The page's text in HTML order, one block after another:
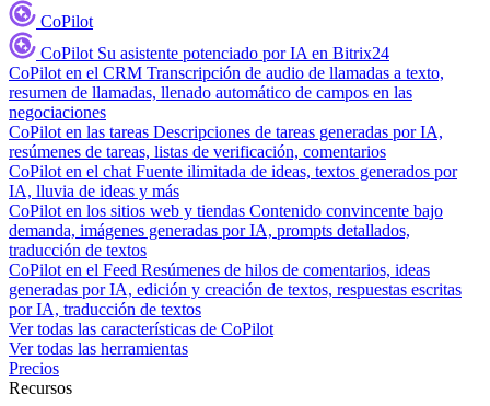
CoPilot
CoPilot Su asistente potenciado por IA en Bitrix24
CoPilot en el CRM Transcripción de audio de llamadas a texto,
resumen de llamadas, llenado automático de campos en las
negociaciones
CoPilot en las tareas Descripciones de tareas generadas por IA,
resúmenes de tareas, listas de verificación, comentarios
CoPilot en el chat Fuente ilimitada de ideas, textos generados por
IA, lluvia de ideas y más
CoPilot en los sitios web y tiendas Contenido convincente bajo
demanda, imágenes generadas por IA, prompts detallados,
traducción de textos
CoPilot en el Feed Resúmenes de hilos de comentarios, ideas
generadas por IA, edición y creación de textos, respuestas escritas
por IA, traducción de textos
Ver todas las características de CoPilot
Ver todas las herramientas
Precios
Recursos